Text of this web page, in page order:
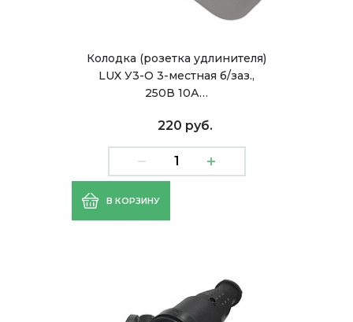
Колодка (розетка удлинителя)
LUX У3-О 3-местная б/заз.,
250В 10А…
220 руб.
В КОРЗИНУ